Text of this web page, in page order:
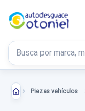
Buscar productos
Piezas vehículos